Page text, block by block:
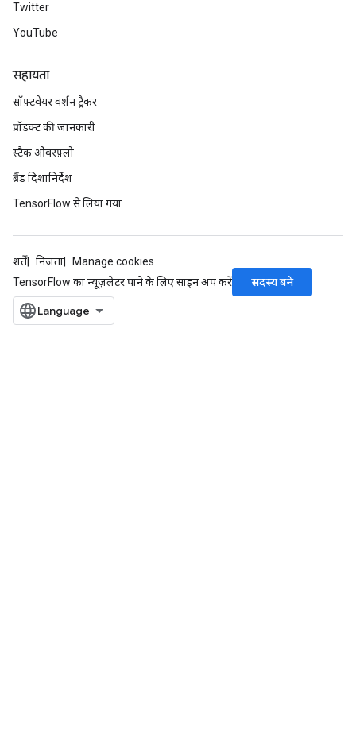
Twitter
YouTube
सहायता
सॉफ़्टवेयर वर्शन ट्रैकर
प्रॉडक्ट की जानकारी
स्टैक ओवरफ़्लो
ब्रैंड दिशानिर्देश
TensorFlow से लिया गया
शर्तें निजता
Manage cookies
TensorFlow का न्यूज़लेटर पाने के लिए साइन अप करें
सदस्य बनें